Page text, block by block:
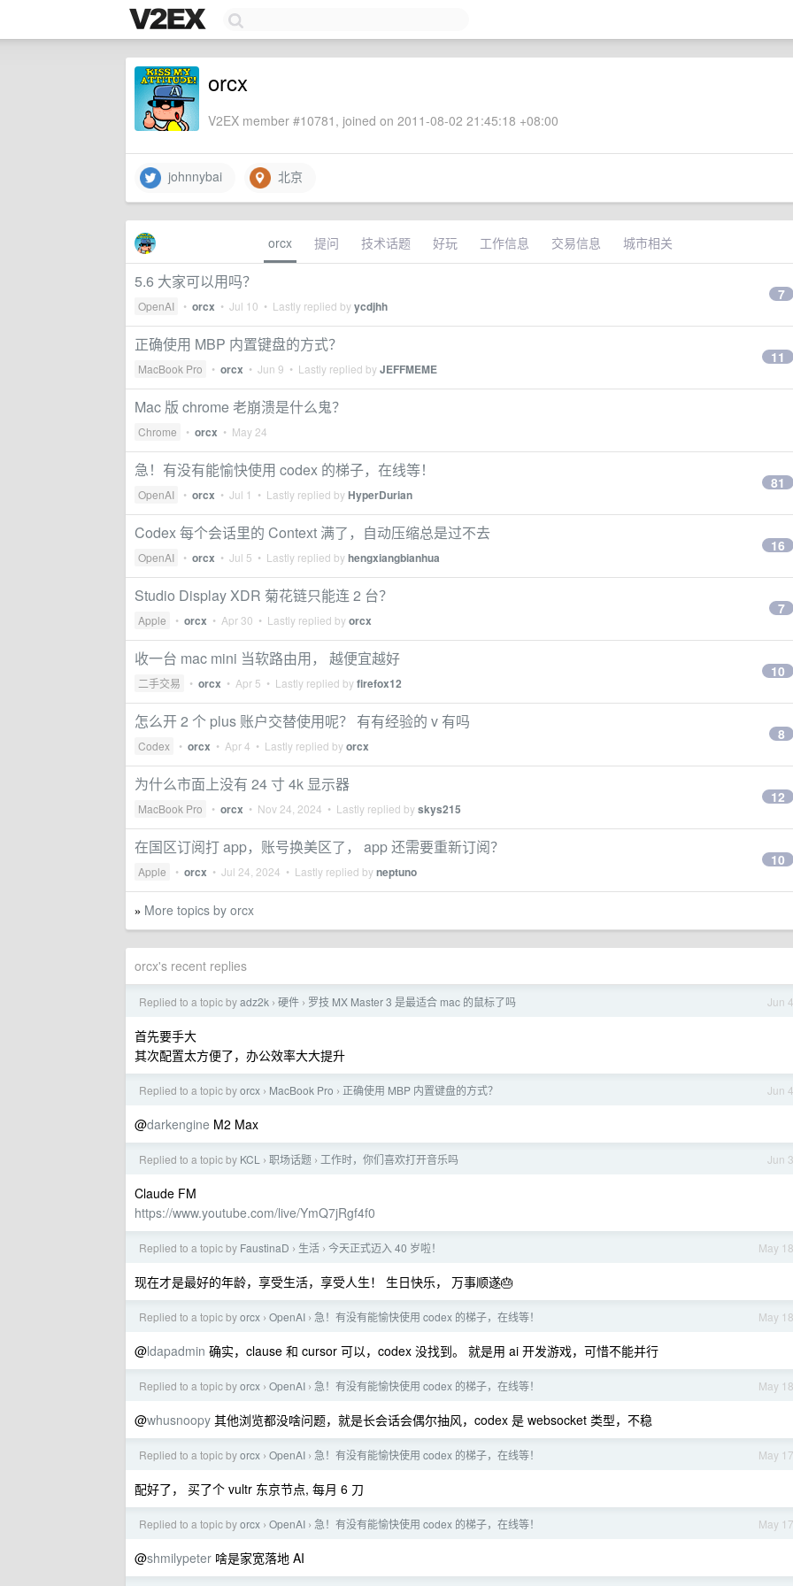
orcx
V2EX member #10781, joined on 2011-08-02 21:45:18 +08:00
johnnybai 北京
orcx 提问 技术话题 好玩 工作信息 交易信息 城市相关
5.6 大家可以用吗？
OpenAI • orcx • Jul 10 • Lastly replied byycdjhh
7
正确使用 MBP 内置键盘的方式？
MacBook Pro • orcx • Jun 9 • Lastly replied byJEFFMEME
11
Mac 版 chrome 老崩溃是什么鬼？
Chrome • orcx • May 24
急！有没有能愉快使用 codex 的梯子，在线等！
OpenAI • orcx • Jul 1 • Lastly replied byHyperDurian
81
Codex 每个会话里的 Context 满了，自动压缩总是过不去
OpenAI • orcx • Jul 5 • Lastly replied byhengxiangbianhua
16
Studio Display XDR 菊花链只能连 2 台？
Apple • orcx • Apr 30 • Lastly replied byorcx
7
收一台 mac mini 当软路由用， 越便宜越好
二手交易 • orcx • Apr 5 • Lastly replied byfirefox12
10
怎么开 2 个 plus 账户交替使用呢？ 有有经验的 v 有吗
Codex • orcx • Apr 4 • Lastly replied byorcx
8
为什么市面上没有 24 寸 4k 显示器
MacBook Pro • orcx • Nov 24, 2024 • Lastly replied byskys215
12
在国区订阅打 app，账号换美区了， app 还需要重新订阅？
Apple • orcx • Jul 24, 2024 • Lastly replied byneptuno
10
» More topics by orcx
orcx's recent replies
Jun 4
Replied to a topic byadz2k › 硬件 › 罗技 MX Master 3 是最适合 mac 的鼠标了吗
首先要手大
其次配置太方便了，办公效率大大提升
Jun 4
Replied to a topic byorcx › MacBook Pro › 正确使用 MBP 内置键盘的方式？
@darkengine M2 Max
Jun 3
Replied to a topic by KCL › 职场话题 › 工作时，你们喜欢打开音乐吗
Claude FM
https://www.youtube.com/live/YmQ7jRgf4f0
May 18
Replied to a topic by FaustinaD › 生活 › 今天正式迈入 40 岁啦！
现在才是最好的年龄，享受生活，享受人生！ 生日快乐， 万事顺遂🎂
May 18
Replied to a topic byorcx › OpenAI › 急！有没有能愉快使用 codex 的梯子，在线等！
@ldapadmin 确实，clause 和 cursor 可以，codex 没找到。 就是用 ai 开发游戏，可惜不能并行
May 18
Replied to a topic byorcx › OpenAI › 急！有没有能愉快使用 codex 的梯子，在线等！
@whusnoopy 其他浏览都没啥问题，就是长会话会偶尔抽风，codex 是 websocket 类型，不稳
May 17
Replied to a topic byorcx › OpenAI › 急！有没有能愉快使用 codex 的梯子，在线等！
配好了， 买了个 vultr 东京节点, 每月 6 刀
May 17
Replied to a topic byorcx › OpenAI › 急！有没有能愉快使用 codex 的梯子，在线等！
@shmilypeter 啥是家宽落地 AI